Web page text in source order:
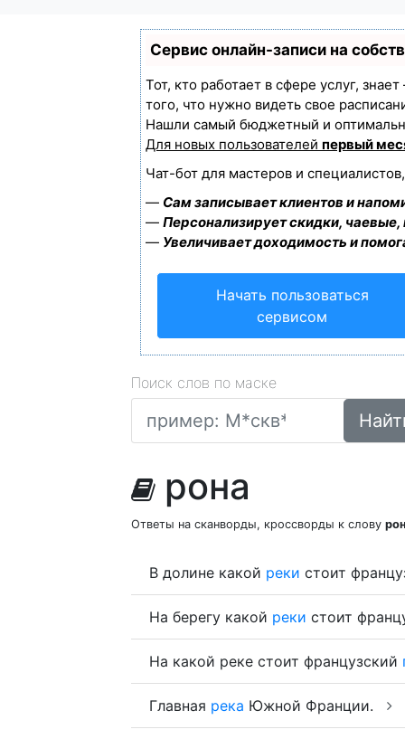
Сервис онлайн-записи на
Тот, кто работает в сфере услуг,
того, что нужно видеть свое
Нашли самый бюджетный и
Для новых пользователей первый
Чат-бот для мастеров и
— Сам записывает клиентов и
— Персонализирует скидки,
— Увеличивает доходимость и
Начать пользоваться
сервисом
Поиск слов по маске
рона
Ответы на сканворды, кроссворды к слову
В долине какой реки стоит
На берегу какой реки стоит
На какой реке стоит французский
Главная река Южной Франции.